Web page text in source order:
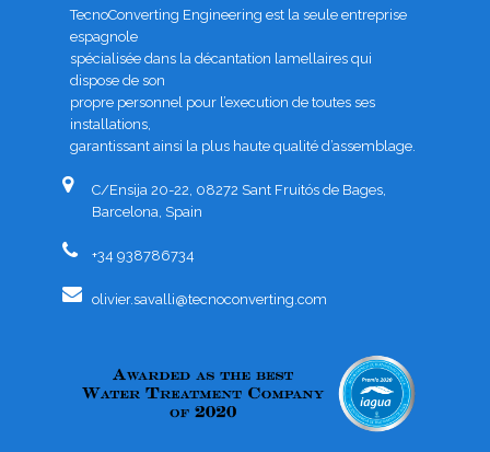
TecnoConverting Engineering est la seule entreprise
espagnole
spécialisée dans la décantation lamellaires qui
dispose de son
propre personnel pour l’execution de toutes ses
installations,
garantissant ainsi la plus haute qualité d’assemblage.
C/Ensija 20-22, 08272 Sant Fruitós de Bages,
Barcelona, Spain
+34 938786734
olivier.savalli@tecnoconverting.com